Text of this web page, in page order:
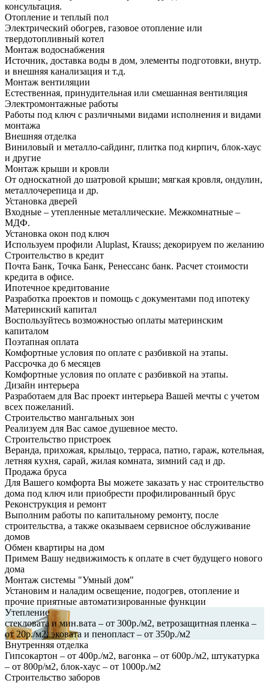
консультация.
Отопление и теплый пол
Электрический обогрев, газовое отопление или
твердотопливный котел
Монтаж водоснабжения
Источник, доставка воды в дом, элементы подготовки, внутр.
и внешняя канализация и т.д.
Монтаж вентиляции
Естественная, принудительная или смешанная вентиляция
Электромонтажные работы
Работы под ключ с различными видами исполнения и видами
монтажа
Внешняя отделка
Виниловый и металло-сайдинг, плитка под кирпич, блок-хаус
и другие
Монтаж крыши и кровли
От односкатной до шатровой крыши; мягкая кровля, ондулин,
металлочерепица и др.
Установка дверей
Входные – утепленные металлические. Межкомнатные –
МДФ.
Установка окон под ключ
Используем профили Aluplast, Krauss; декорируем по желанию
Строительство в кредит
Почта Банк, Точка Банк, Ренессанс банк. Расчет стоимости
кредита в офисе.
Ипотечное кредитование
Разработка проектов и помощь с документами под ипотеку
Материнский капитал
Воспользуйтесь возможностью оплаты материнским
капиталом
Поэтапная оплата
Комфортные условия по оплате с разбивкой на этапы.
Рассрочка до 6 месяцев
Комфортные условия по оплате с разбивкой на этапы.
Дизайн интерьера
Разработаем для Вас проект интерьера Вашей мечты с учетом
всех пожеланий.
Строительство мангальных зон
Реализуем для Вас самое душевное место.
Строительство пристроек
Веранда, прихожая, крыльцо, терраса, патио, гараж, котельная,
летняя кухня, сарай, жилая комната, зимний сад и др.
Продажа бруса
Для Вашего комфорта Вы можете заказать у нас строительство
дома под ключ или приобрести профилированный брус
Реконструкция и ремонт
Выполним работы по капитальному ремонту, после
строительства, а также оказываем сервисное обслуживание
домов
Обмен квартиры на дом
Примем Вашу недвижимость к оплате в счет будущего нового
дома
Монтаж системы "Умный дом"
Установим и наладим освещение, подогрев, отопление и
прочие приятные автоматизированные функции
Утепление
стекловата и мин.вата – от 300р./м2, ветрозащитная пленка –
от 20р./м2, эковата и пенопласт – от 350р./м2
Внутренняя отделка
Гипсокартон – от 400р./м2, вагонка – от 600р./м2, штукатурка
– от 800р/м2, блок-хаус – от 1000р./м2
Строительство заборов